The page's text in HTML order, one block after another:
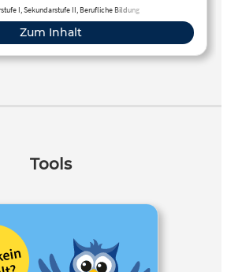
I, Sekundarstufe II, Berufliche Bildung
Zum Inhalt
Tools